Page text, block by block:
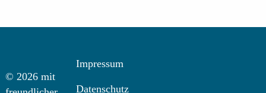
© 2026 mit
Impressum
Datenschutz